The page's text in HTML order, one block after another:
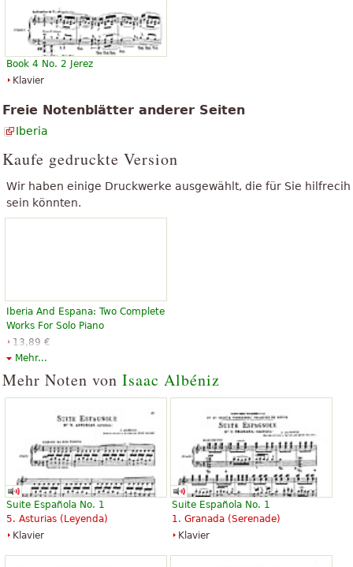
Book 4 No. 2 Jerez
Klavier
Freie Notenblätter anderer Seiten
Iberia
Kaufe gedruckte Version
Wir haben einige Druckwerke ausgewählt, die für Sie hilfrecih
sein könnten.
Iberia And Espana: Two Complete
Works For Solo Piano
13,89 €
Piano Solo
Mehr...
Mehr Noten von Isaac Albéniz
Suite Española No. 1
5. Asturias (Leyenda)
Klavier
Suite Española No. 1
1. Granada (Serenade)
Klavier